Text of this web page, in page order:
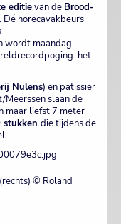
editievan de Brood-
Dé horecavakbeurs
wordt maandag
het
Nulens) en patissier
Meerssen slaan de
maar liefst 7 meter
stukken die tijdens de
© Roland